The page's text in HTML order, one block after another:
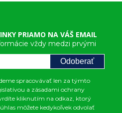
PRIAMO NA VÁŠ EMAIL
vždy medzi prvými
Odoberať
spracovávať len za týmto
a zásadami ochrany
kliknutím na odkaz, ktorý
môžete kedykoľvek odvolať